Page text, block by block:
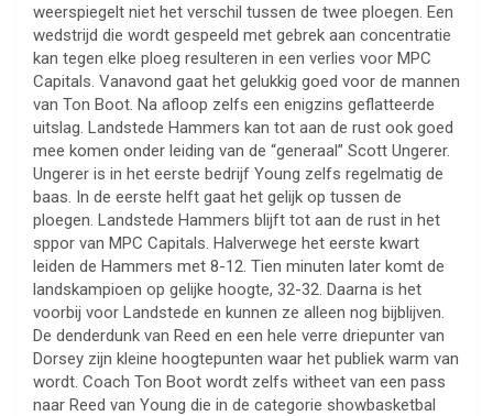
weerspiegelt niet het verschil tussen de twee ploegen. Een
wedstrijd die wordt gespeeld met gebrek aan concentratie
kan tegen elke ploeg resulteren in een verlies voor MPC
Capitals. Vanavond gaat het gelukkig goed voor de mannen
van Ton Boot. Na afloop zelfs een enigzins geflatteerde
uitslag. Landstede Hammers kan tot aan de rust ook goed
mee komen onder leiding van de “generaal” Scott Ungerer.
Ungerer is in het eerste bedrijf Young zelfs regelmatig de
baas. In de eerste helft gaat het gelijk op tussen de
ploegen. Landstede Hammers blijft tot aan de rust in het
sppor van MPC Capitals. Halverwege het eerste kwart
leiden de Hammers met 8-12. Tien minuten later komt de
landskampioen op gelijke hoogte, 32-32. Daarna is het
voorbij voor Landstede en kunnen ze alleen nog bijblijven.
De denderdunk van Reed en een hele verre driepunter van
Dorsey zijn kleine hoogtepunten waar het publiek warm van
wordt. Coach Ton Boot wordt zelfs witheet van een pass
naar Reed van Young die in de categorie showbasketbal